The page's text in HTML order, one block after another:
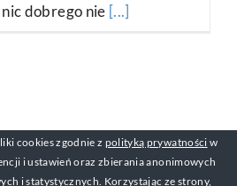
dobrego nie [...]
cookies zgodnie z polityką prywatności w
i ustawień oraz zbierania anonimowych
i statystycznych. Korzystając ze strony,